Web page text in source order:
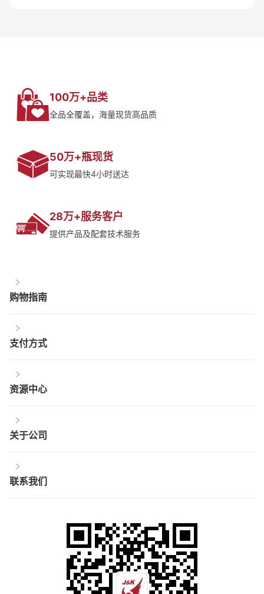
100万+品类
全品全覆盖，海量现货高品质
50万+瓶现货
可实现最快4小时送达
28万+服务客户
提供产品及配套技术服务
购物指南
支付方式
资源中心
关于公司
联系我们